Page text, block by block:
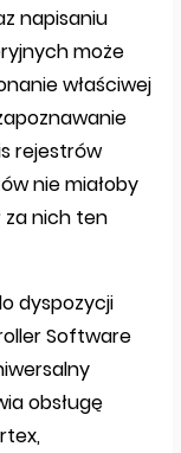
napisaniu
może
właściwej
rejestrów
nie miałoby
za nich ten
dyspozycji
Software
obsługę